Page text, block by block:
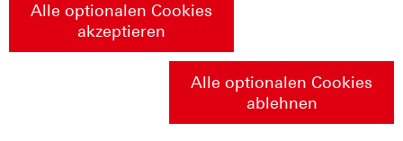
Alle optionalen Cookies
akzeptieren
Alle optionalen Cookies
ablehnen